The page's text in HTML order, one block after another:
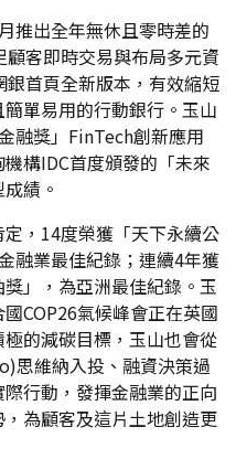
推出全年無休且零時差的
顧客即時交易與布局多元資
首頁全新版本，有效縮短
單易用的行動銀行。玉山
融獎」FinTech創新應用
構IDC首度頒發的「未來
績。
，14度榮獲「天下永續公
融業最佳紀錄；連續4年獲
」，為亞洲最佳紀錄。玉
COP26氣候峰會正在英國
的減碳目標，玉山也會從
思維納入投、融資決策過
行動，發揮金融業的正向
為顧客及這片土地創造更